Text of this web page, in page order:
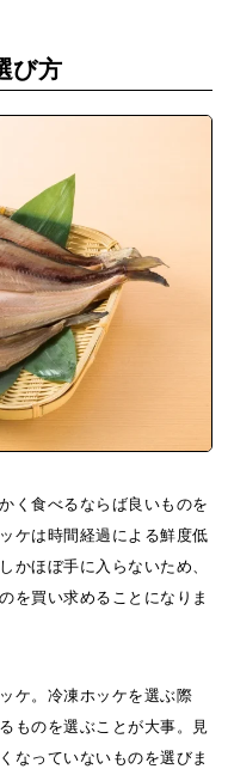
び方
く食べるならば良いものを
ケは時間経過による鮮度低
かほぼ手に入らないため、
を買い求めることになりま
ケ。冷凍ホッケを選ぶ際
ものを選ぶことが大事。見
なっていないものを選びま